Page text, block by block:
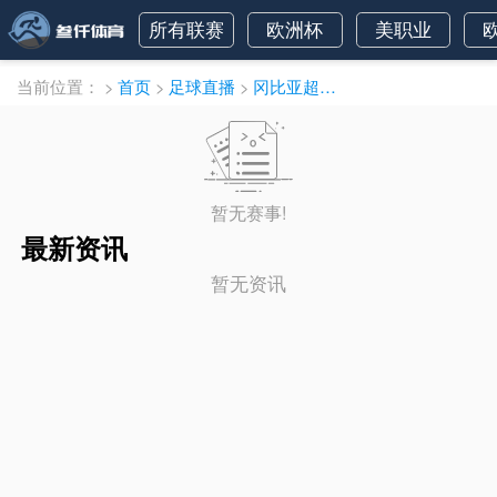
所有联赛 欧洲杯 美职业
当前位置： > 首页 > 足球直播 > 冈比亚超直播
暂无赛事!
最新资讯
暂无资讯